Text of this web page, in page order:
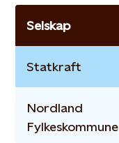
Selskap
Statkraft
Nordland
Fylkeskommune